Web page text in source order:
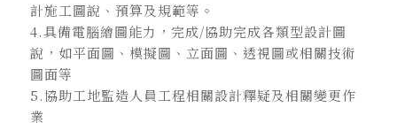
計施工圖說、預算及規範等。
4.具備電腦繪圖能力，完成/協助完成各類型設計圖
說，如平面圖、模擬圖、立面圖、透視圖或相關技術
圖面等
5.協助工地監造人員工程相關設計釋疑及相關變更作
業